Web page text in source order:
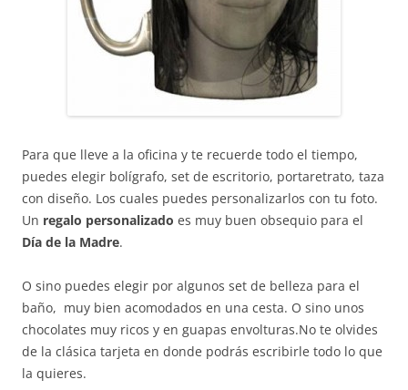
Para que lleve a la oficina y te recuerde todo el tiempo,
puedes elegir bolígrafo, set de escritorio, portaretrato, taza
con diseño. Los cuales puedes personalizarlos con tu foto.
Un regalo personalizado es muy buen obsequio para el
Día de la Madre.
O sino puedes elegir por algunos set de belleza para el
baño, muy bien acomodados en una cesta. O sino unos
chocolates muy ricos y en guapas envolturas.No te olvides
de la clásica tarjeta en donde podrás escribirle todo lo que
la quieres.